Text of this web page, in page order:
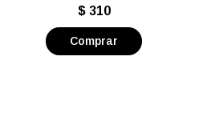
unidad
$ 310